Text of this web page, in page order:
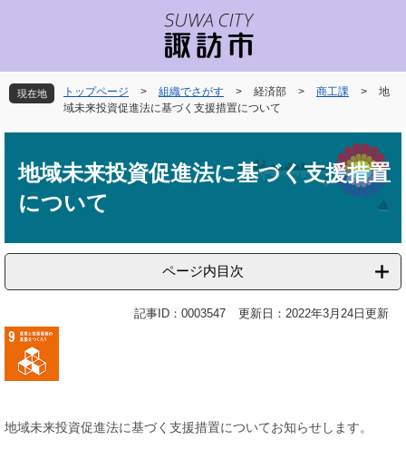
先
頭
を
飛
現在地 トップページ > 組織でさがす > 経済部 > 商工課 >
地
域未来投資促進法に基づく支援措置について
地域未来投資促進法に基づく支援措置
について
ページ内目次
記事ID：0003547 更新日：2022年3月24日更新
地域未来投資促進法に基づく支援措置についてお知らせします。